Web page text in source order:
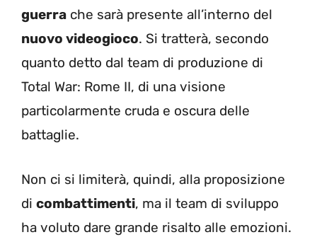
guerra che sarà presente all’interno del
nuovo videogioco. Si tratterà, secondo
quanto detto dal team di produzione di
Total War: Rome II, di una visione
particolarmente cruda e oscura delle
battaglie.
Non ci si limiterà, quindi, alla proposizione
di combattimenti, ma il team di sviluppo
ha voluto dare grande risalto alle emozioni.